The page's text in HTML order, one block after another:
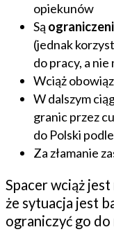
opiekunów
Są
(jednak
do pracy, a nie
Wciąż
W dalszym
granic przez
do Polski
Za złamanie
Spacer wciąż
że sytuacja jest
ograniczyć go